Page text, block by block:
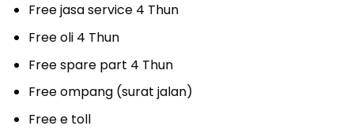
Free jasa service 4 Thun
Free oli 4 Thun
Free spare part 4 Thun
Free ompang (surat jalan)
Free e toll